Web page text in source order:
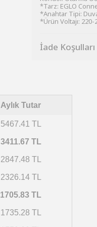
*Tarz: EGLO
*Anahtar Tipi:
*Ürün Voltajı: 220-
İade Koşulları
Aylık Tutar
5467.41 TL
3411.67 TL
2847.48 TL
2326.14 TL
1705.83 TL
1735.28 TL